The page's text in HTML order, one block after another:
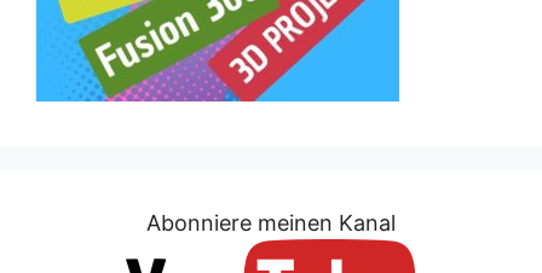
Abonniere meinen Kanal